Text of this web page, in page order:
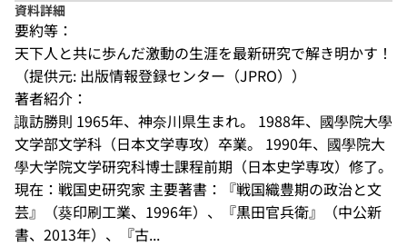
資料詳細
要約等：
天下人と共に歩んだ激動の生涯を最新研究で解き明かす！
（提供元: 出版情報登録センター（JPRO））
著者紹介：
諏訪勝則 1965年、神奈川県生まれ。 1988年、國學院大學
文学部文学科（日本文学専攻）卒業。 1990年、國學院大
學大学院文学研究科博士課程前期（日本史学専攻）修了。
現在：戦国史研究家 主要著書：『戦国織豊期の政治と文
芸』（葵印刷工業、1996年）、『黒田官兵衛』（中公新
書、2013年）、『古...